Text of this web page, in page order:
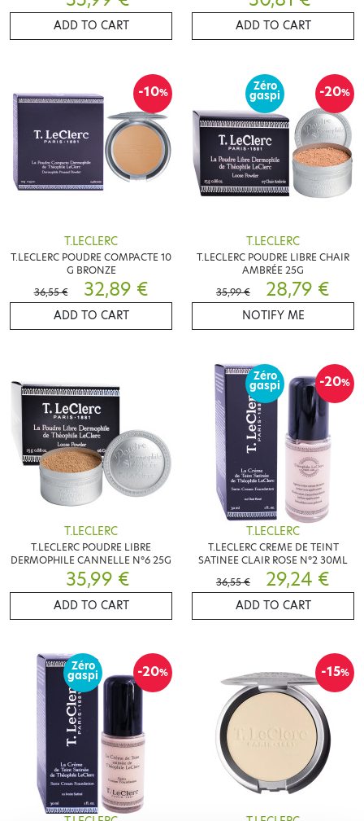
ADD TO CART ADD TO CART
-10%
T.LECLERC
T.LECLERC POUDRE COMPACTE 10
G BRONZE
36,55 €
32,89 €
ADD TO CART
-20%
Zéro
gaspi
T.LECLERC
T.LECLERC POUDRE LIBRE CHAIR
AMBRÉE 25G
35,99 €
28,79 €
NOTIFY ME
T.LECLERC
T.LECLERC POUDRE LIBRE
DERMOPHILE CANNELLE N°6 25G
35,99 €
ADD TO CART
-20%
Zéro
gaspi
T.LECLERC
T.LECLERC CREME DE TEINT
SATINEE CLAIR ROSE N°2 30ML
36,55 €
29,24 €
ADD TO CART
-20%
Zéro
gaspi -15%